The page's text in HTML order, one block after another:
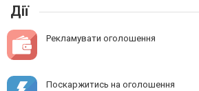
Дії
Рекламувати оголошення
Поскаржитись на оголошення